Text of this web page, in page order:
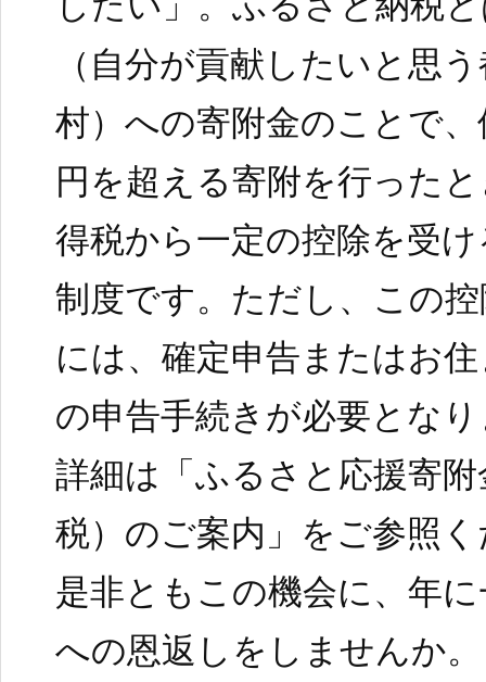
（自分が貢献したいと思
村）への寄附金のことで
円を超える寄附を行った
得税から一定の控除を受
制度です。ただし、この
には、確定申告またはお
の申告手続きが必要とな
詳細は「ふるさと応援寄
税）のご案内」をご参照
是非ともこの機会に、年
への恩返しをしませんか。